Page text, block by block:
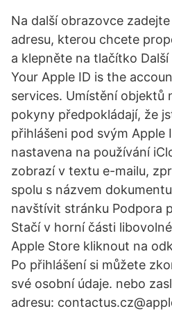
Na další obrazovce
adresu, kterou chcete
a klepněte na tlačítko
Your Apple ID is the
services. Umístění objektů
pokyny předpokládají, že
přihlášeni pod svým Apple
nastavena na používání
zobrazí v textu e-mailu,
spolu s názvem
navštívit stránku Podpora
Stačí v horní části
Apple Store kliknout na
Po přihlášení si můžete
své osobní údaje. nebo
adresu: